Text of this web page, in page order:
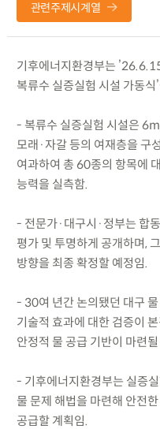
관련주제시계열
기후에너지환경부는
복류수 실증실험 시설 가동식
- 복류수 실증실험 시설은
모래·자갈 등의 여재층을 구
여과하여 총 60종의 항목에
능력을 실측함.
- 전문가·대구시·정부는 합
평가 및 투명하게 공개하며,
방향을 최종 확정할 예정임.
- 30여 년간 논의됐던 대구
기술적 효과에 대한 검증이
안정적 물 공급 기반이 마련
- 기후에너지환경부는 실증
물 문제 해법을 마련해 안전
공급할 계획임.